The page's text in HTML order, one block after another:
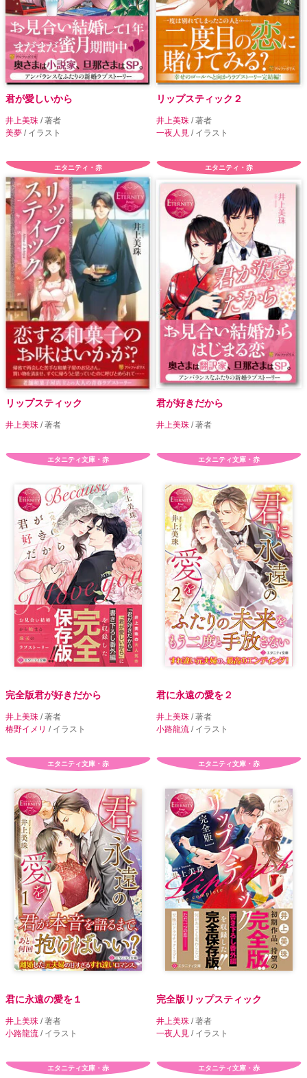
君が愛しいから
井上美珠 / 著者
美夢 / イラスト
リップスティック２
井上美珠 / 著者
一夜人見 / イラスト
エタニティ・赤
リップスティック
井上美珠 / 著者
エタニティ・赤
君が好きだから
井上美珠 / 著者
エタニティ文庫・赤
完全版君が好きだから
井上美珠 / 著者
椿野イメリ / イラスト
エタニティ文庫・赤
君に永遠の愛を２
井上美珠 / 著者
小路龍流 / イラスト
エタニティ文庫・赤
君に永遠の愛を１
井上美珠 / 著者
小路龍流 / イラスト
エタニティ文庫・赤
完全版リップスティック
井上美珠 / 著者
一夜人見 / イラスト
エタニティ文庫・赤 エタニティ文庫・赤